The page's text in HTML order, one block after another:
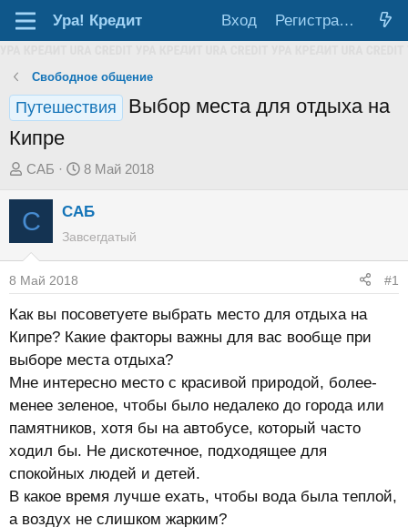
Ура! Кредит Вход Регистрация
Свободное общение
Путешествия
Выбор места для отдыха на
Кипре
А
т
о
р
т
е
м
ы
САБ
Д
т
а
ч
а
л
а
8 Май 2018
С САБ
Завсегдатый
8 Май 2018 #1
Как вы посоветуете выбрать место для отдыха на
Кипре? Какие факторы важны для вас вообще при
выборе места отдыха?
Мне интересно место с красивой природой, более-
менее зеленое, чтобы было недалеко до города или
памятников, хотя бы на автобусе, который часто
ходил бы. Не дискотечное, подходящее для
спокойных людей и детей.
В какое время лучше ехать, чтобы вода была теплой,
а воздух не слишком жарким?